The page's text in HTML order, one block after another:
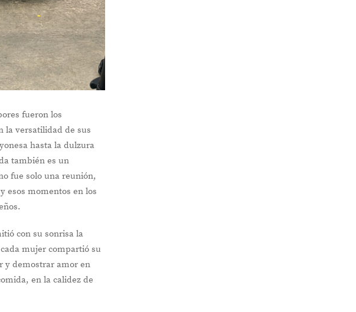
fueron los
la versatilidad de sus
hasta la dulzura
también es un
fue solo una reunión,
esos momentos en los
con su sonrisa la
mujer compartió su
y demostrar amor en
en la calidez de